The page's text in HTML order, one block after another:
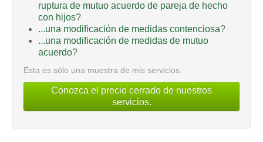
ruptura de mutuo acuerdo de pareja de hecho
con hijos?
...una modificación de medidas contenciosa?
...una modificación de medidas de mutuo
acuerdo?
Esta es sólo una muestra de mis servicios.
Conozca el precio cerrado de nuestros
servicios.